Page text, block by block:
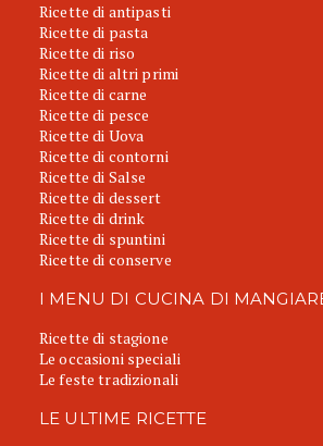
Ricette di antipasti
Ricette di pasta
Ricette di riso
Ricette di altri primi
Ricette di carne
Ricette di pesce
Ricette di Uova
Ricette di contorni
Ricette di Salse
Ricette di dessert
Ricette di drink
Ricette di spuntini
Ricette di conserve
I MENU DI CUCINA DI
Ricette di stagione
Le occasioni speciali
Le feste tradizionali
LE ULTIME RICETTE